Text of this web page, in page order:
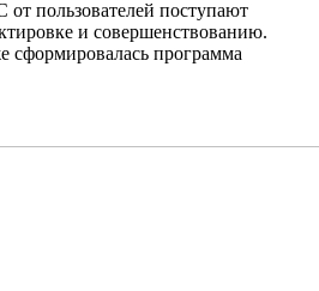
пользователей поступают
и совершенствованию.
сформировалась программа